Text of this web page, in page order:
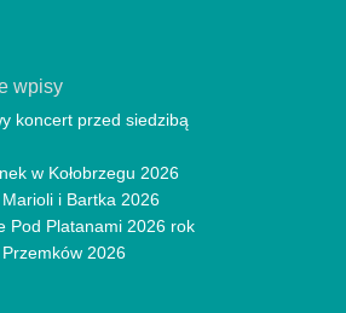
wpisy
koncert przed siedzibą
w Kołobrzegu 2026
i Bartka 2026
Pod Platanami 2026 rok
2026